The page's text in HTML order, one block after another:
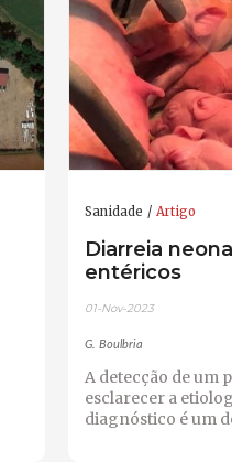
Sanidade Artigo
Diarreia
entéricos
01-Nov-2023
G. Boulbria
A detecção de um
esclarecer a
diagnóstico é um